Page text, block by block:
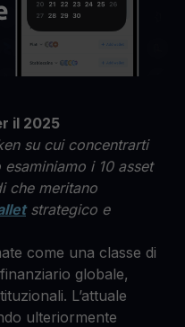
il 2025
su cui concentrarti
i 10 asset
che meritano
strategico e
come una classe di
globale,
L’attuale
ulteriormente